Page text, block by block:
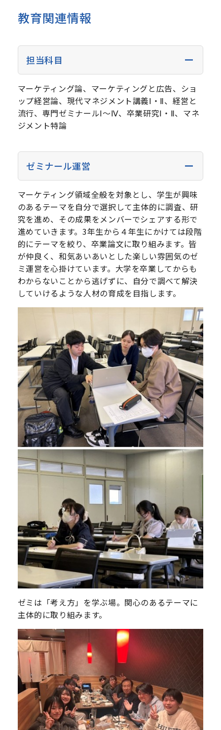
教育関連情報
担当科目
マーケティング論、マーケティングと広告、ショ
ップ経営論、現代マネジメント講義Ⅰ・Ⅱ、経営と
流行、専門ゼミナールⅠ～Ⅳ、卒業研究Ⅰ・Ⅱ、マネ
ジメント特論
ゼミナール運営
マーケティング領域全般を対象とし、学生が興味
のあるテーマを自分で選択して主体的に調査、研
究を進め、その成果をメンバーでシェアする形で
進めていきます。3年生から４年生にかけては段階
的にテーマを絞り、卒業論文に取り組みます。皆
が仲良く、和気あいあいとした楽しい雰囲気のゼ
ミ運営を心掛けています。大学を卒業してからも
わからないことから逃げずに、自分で調べて解決
していけるような人材の育成を目指します。
ゼミは「考え方」を学ぶ場。関心のあるテーマに
主体的に取り組みます。